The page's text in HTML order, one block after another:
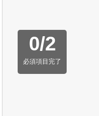
0/2
必須項目完了